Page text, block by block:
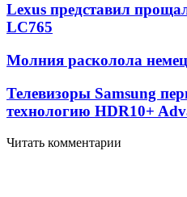
Lexus представил
LC765
Молния расколола
Телевизоры Samsung
технологию HDR10+
Читать комментарии